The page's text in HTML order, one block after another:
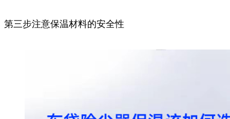
第三步注意保温材料的安全性